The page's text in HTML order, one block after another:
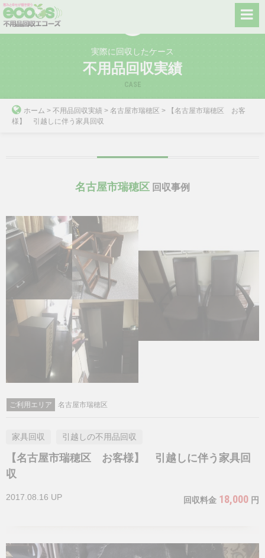
Skip
to
実際に回収したケース
不用品回収実績
CASE
ホーム > 不用品回収実績 > 名古屋市瑞穂区 >
【名古屋市瑞穂区 お客
様】 引越しに伴う家具回収
名古屋市瑞穂区 回収事例
ご利用エリア 名古屋市瑞穂区
家具回収 引越しの不用品回収
【名古屋市瑞穂区 お客様】 引越しに伴う家具回
収
2017.08.16 UP 回収料金 18,000 円